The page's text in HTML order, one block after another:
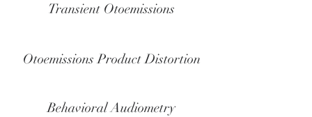
Transient Otoemissions
Otoemissions Product Distortion
Behavioral Audiometry